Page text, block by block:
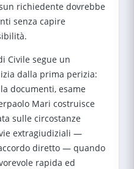
richiedente dovrebbe
senza capire
Civile segue un
dalla prima perizia:
documenti, esame
Mari costruisce
sulle circostanze
extragiudiziali —
diretto — quando
rapida ed